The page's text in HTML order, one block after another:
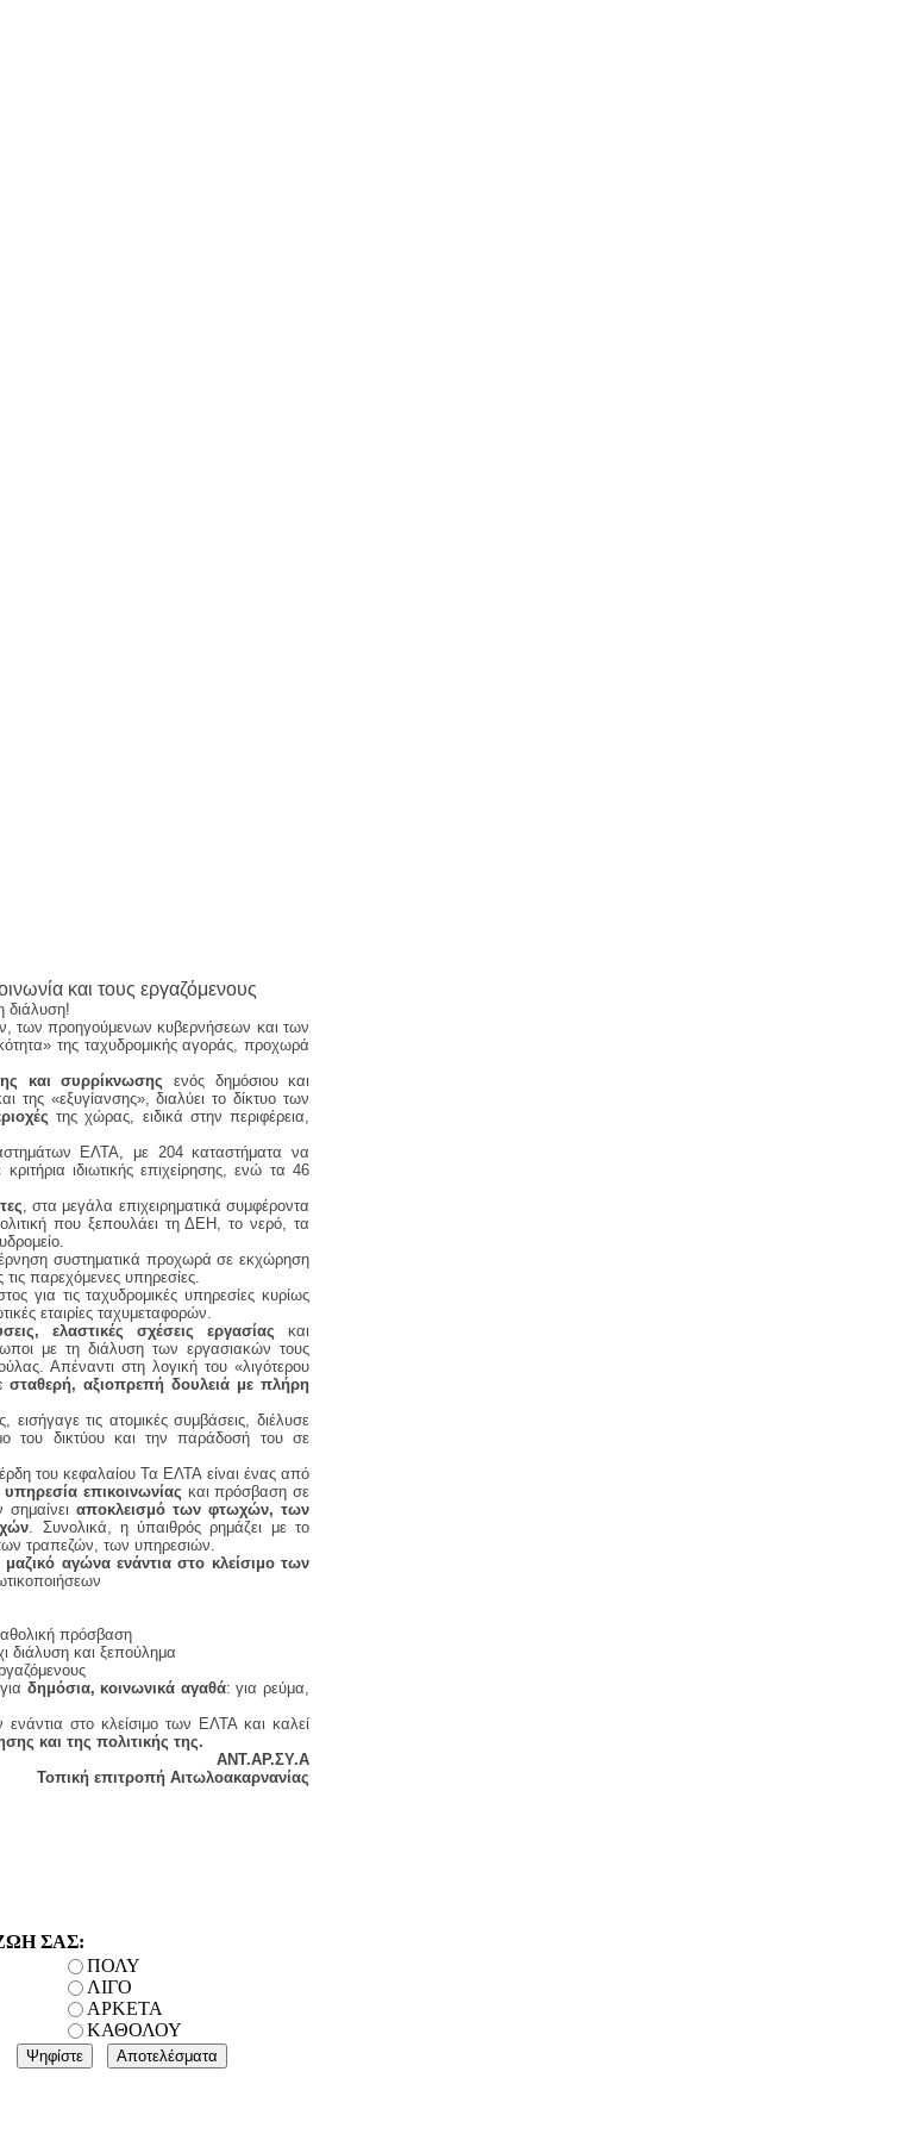
και τους εργαζόμενους
διάλυση!
των προηγούμενων κυβερνήσεων και των
της ταχυδρομικής αγοράς, προχωρά
και συρρίκνωσης ενός δημόσιου και
«εξυγίανσης», διαλύει το δίκτυο των
της χώρας, ειδικά στην περιφέρεια,
ΕΛΤΑ, με 204 καταστήματα να
ιδιωτικής επιχείρησης, ενώ τα 46
, στα μεγάλα επιχειρηματικά συμφέροντα
που ξεπουλάει τη ΔΕΗ, το νερό, τα
συστηματικά προχωρά σε εκχώρηση
παρεχόμενες υπηρεσίες.
για τις ταχυδρομικές υπηρεσίες κυρίως
εταιρίες ταχυμεταφορών.
ελαστικές σχέσεις εργασίας και
με τη διάλυση των εργασιακών τους
Απέναντι στη λογική του «λιγότερου
σταθερή, αξιοπρεπή δουλειά με πλήρη
τις ατομικές συμβάσεις, διέλυσε
του δικτύου και την παράδοσή του σε
του κεφαλαίου Τα ΕΛΤΑ είναι ένας από
υπηρεσία επικοινωνίας και πρόσβαση σε
αποκλεισμό των φτωχών, των
. Συνολικά, η ύπαιθρός ρημάζει με το
τραπεζών, των υπηρεσιών.
μαζικό αγώνα ενάντια στο κλείσιμο των
πρόσβαση
διάλυση και ξεπούλημα
δημόσια, κοινωνικά αγαθά: για ρεύμα,
στο κλείσιμο των ΕΛΤΑ και καλεί
και της πολιτικής της.
ΑΝΤ.ΑΡ.ΣΥ.Α
Τοπική επιτροπή Αιτωλοακαρνανίας
ΣΑΣ:
ΠΟΛΥ
ΛΙΓΟ
ΑΡΚΕΤΑ
ΚΑΘΟΛΟΥ